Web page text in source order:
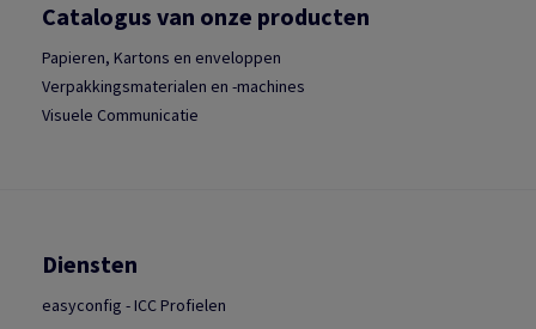
Catalogus van onze producten
Papieren, Kartons en enveloppen
Verpakkingsmaterialen en -machines
Visuele Communicatie
Diensten
easyconfig - ICC Profielen